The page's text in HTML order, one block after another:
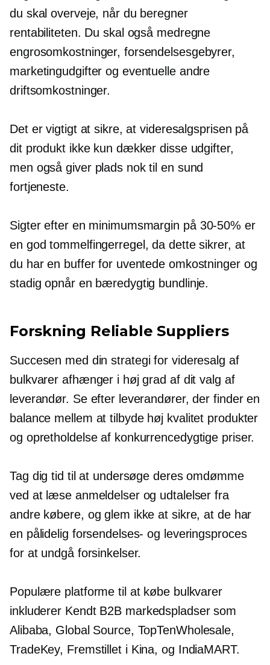
du skal overveje, når du beregner
rentabiliteten. Du skal også medregne
engrosomkostninger, forsendelsesgebyrer,
marketingudgifter og eventuelle andre
driftsomkostninger.
Det er vigtigt at sikre, at videresalgsprisen på
dit produkt ikke kun dækker disse udgifter,
men også giver plads nok til en sund
fortjeneste.
Sigter efter en minimumsmargin på 30-50% er
en god tommelfingerregel, da dette sikrer, at
du har en buffer for uventede omkostninger og
stadig opnår en bæredygtig bundlinje.
Forskning Reliable Suppliers
Succesen med din strategi for videresalg af
bulkvarer afhænger i høj grad af dit valg af
leverandør. Se efter leverandører, der finder en
balance mellem at tilbyde høj kvalitet produkter
og opretholdelse af konkurrencedygtige priser.
Tag dig tid til at undersøge deres omdømme
ved at læse anmeldelser og udtalelser fra
andre købere, og glem ikke at sikre, at de har
en pålidelig forsendelses- og leveringsproces
for at undgå forsinkelser.
Populære platforme til at købe bulkvarer
inkluderer KendtB2B markedspladser som
Alibaba, Global Source, TopTenWholesale,
TradeKey, Fremstillet i Kina, og IndiaMART.